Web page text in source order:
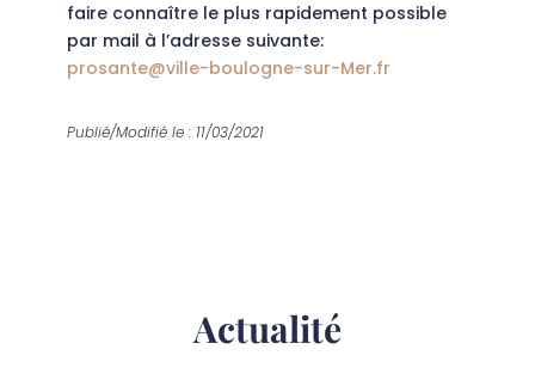
faire connaître le plus rapidement possible
par mail à l’adresse suivante:
prosante@ville-boulogne-sur-Mer.fr
Publié/Modifié le : 11/03/2021
Actualité